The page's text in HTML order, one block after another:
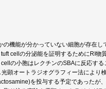
機能が分かっていない細胞が存在し
cellの分泌能を証明するためにRI物
の小胞はレクチンのSBAに反応する
顕オートラジオグラフィー法により
を投与する予定であったが